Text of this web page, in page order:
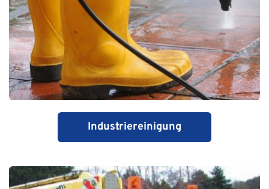
Industriereinigung